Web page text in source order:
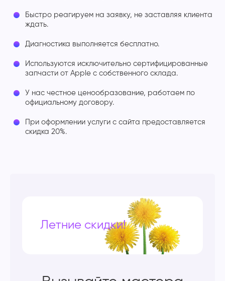
Быстро реагируем на заявку, не заставляя клиента
ждать.
Диагностика выполняется бесплатно.
Используются исключительно сертифицированные
запчасти от Apple с собственного склада.
У нас честное ценообразование, работаем по
официальному договору.
При оформлении услуги с сайта предоставляется
скидка 20%.
Летние скидки!